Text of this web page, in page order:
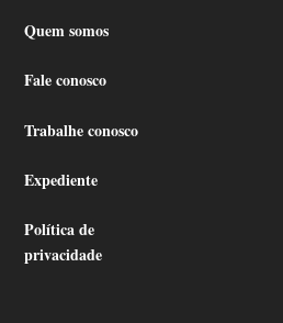
Quem somos
Fale conosco
Trabalhe conosco
Expediente
Política de
privacidade